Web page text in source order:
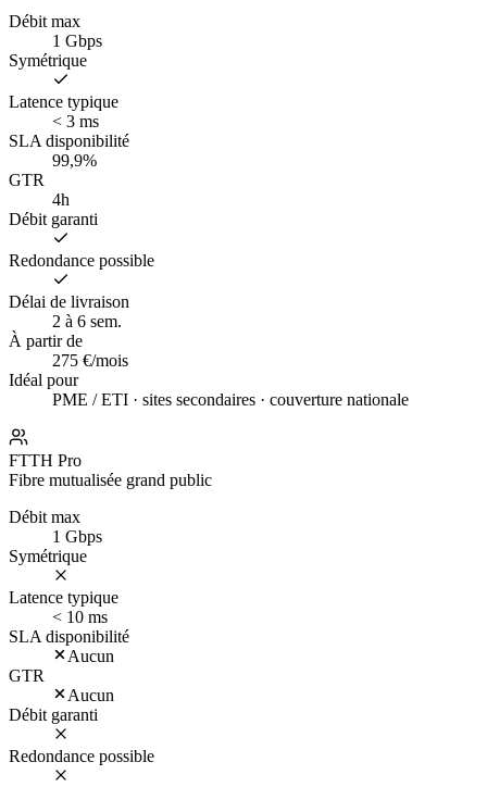
Débit max
1 Gbps
Symétrique
Latence typique
< 3 ms
SLA disponibilité
99,9%
GTR
4h
Débit garanti
Redondance possible
Délai de livraison
2 à 6 sem.
À partir de
275 €/mois
Idéal pour
PME / ETI · sites secondaires · couverture nationale
FTTH Pro
Fibre mutualisée grand public
Débit max
1 Gbps
Symétrique
Latence typique
< 10 ms
SLA disponibilité
Aucun
GTR
Aucun
Débit garanti
Redondance possible